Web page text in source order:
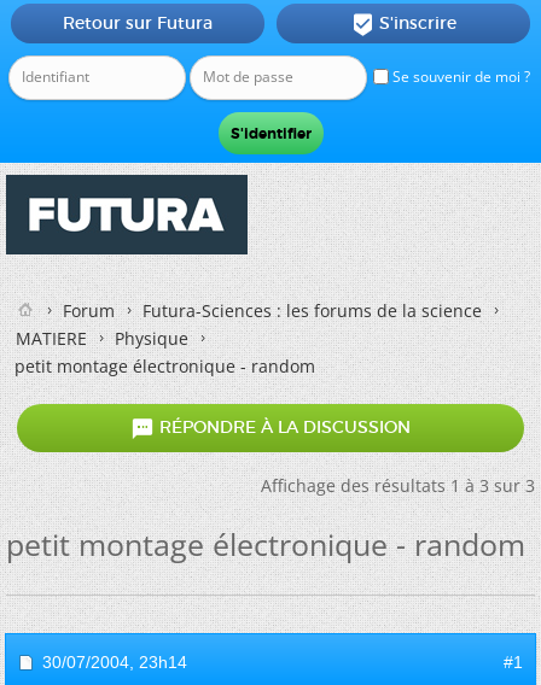
Se souvenir de moi ?
Retour sur Futura  S'inscrire
Forum
Futura-Sciences : les forums de la science
MATIERE
Physique
petit montage électronique - random
 RÉPONDRE À LA DISCUSSION
Affichage des résultats 1 à 3 sur 3
petit montage électronique - random
30/07/2004, 23h14 #1